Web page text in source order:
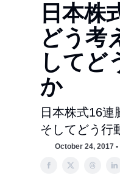
日本株
どう考
してど
か
日本株式16連
そしてどう行
October 24, 2017